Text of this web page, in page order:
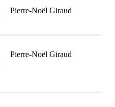
Pierre-Noël Giraud
Pierre-Noël Giraud